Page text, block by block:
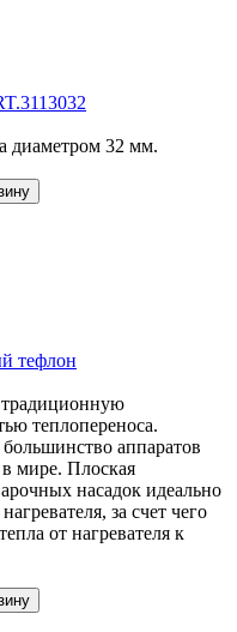
диаметром 32 мм.
тефлон
теплопереноса.
аппаратов
мире. Плоская
насадок идеально
за счет чего
от нагревателя к